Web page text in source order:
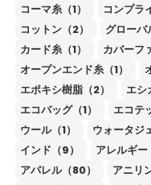
コーマ糸（1）
コンプラ
コットン（2）
グローバ
カード糸（1）
カバーフ
オープンエンド糸（1）
エポキシ樹脂（2）
エシ
エコバッグ（1）
エコテ
ウール（1）
ウォータジ
インド（9）
アレルギー
アパレル（80）
アニリ